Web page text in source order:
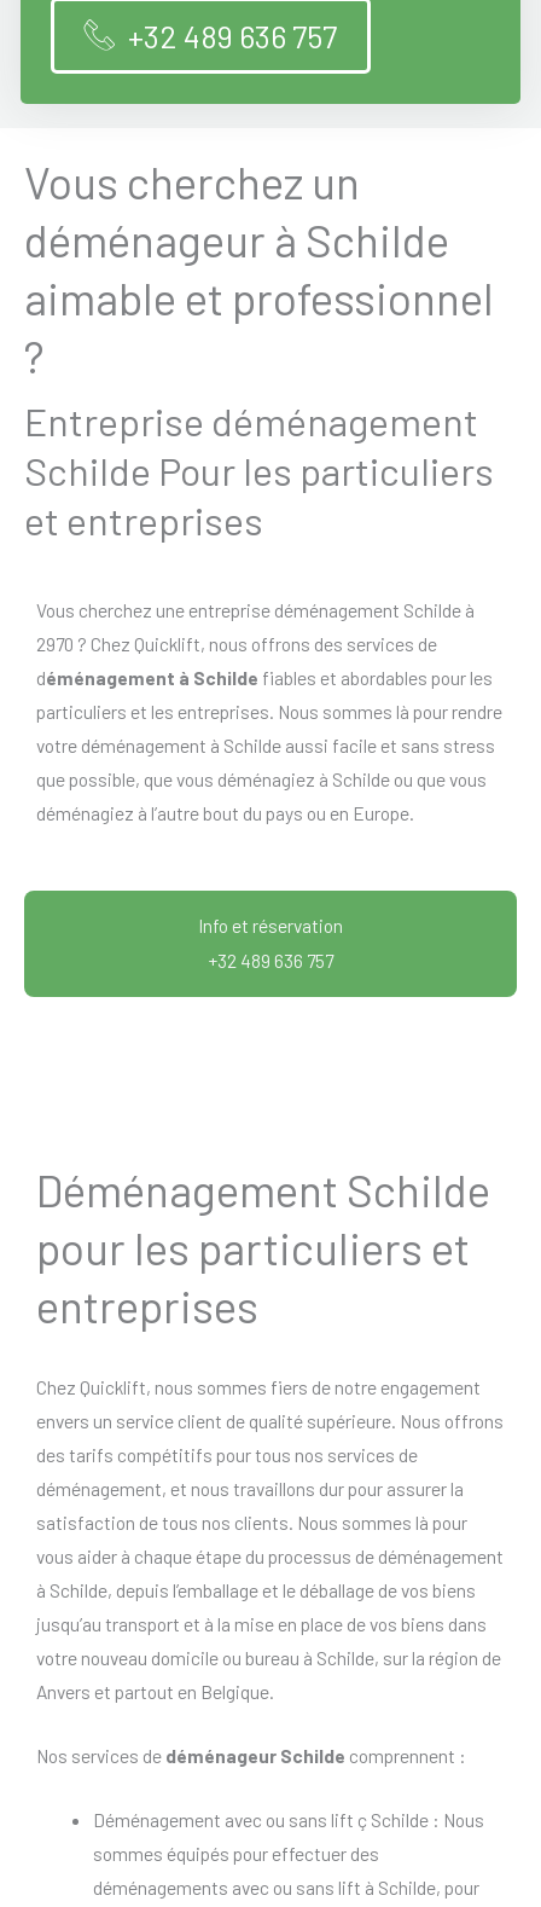
+32 489 636 757
Vous cherchez un
déménageur à Schilde
aimable et professionnel
?
Entreprise déménagement
Schilde Pour les particuliers
et entreprises
Vous cherchez une entreprise déménagement Schilde à
2970 ? Chez Quicklift, nous offrons des services de
déménagement à Schilde fiables et abordables pour les
particuliers et les entreprises. Nous sommes là pour rendre
votre déménagement à Schilde aussi facile et sans stress
que possible, que vous déménagiez à Schilde ou que vous
déménagiez à l’autre bout du pays ou en Europe.
Info et réservation
+32 489 636 757
Déménagement Schilde
pour les particuliers et
entreprises
Chez Quicklift, nous sommes fiers de notre engagement
envers un service client de qualité supérieure. Nous offrons
des tarifs compétitifs pour tous nos services de
déménagement, et nous travaillons dur pour assurer la
satisfaction de tous nos clients. Nous sommes là pour
vous aider à chaque étape du processus de déménagement
à Schilde, depuis l’emballage et le déballage de vos biens
jusqu’au transport et à la mise en place de vos biens dans
votre nouveau domicile ou bureau à Schilde, sur la région de
Anvers et partout en Belgique.
Nos services de déménageur Schilde comprennent :
Déménagement avec ou sans lift ç Schilde : Nous
sommes équipés pour effectuer des
déménagements avec ou sans lift à Schilde, pour